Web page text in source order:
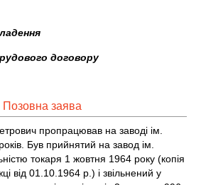
договору
Позовна заява
пропрацював на заводі ім.
Був прийнятий на завод ім.
токаря 1 жовтня 1964 року (копія
від 01.10.1964 р.) і звільнений у